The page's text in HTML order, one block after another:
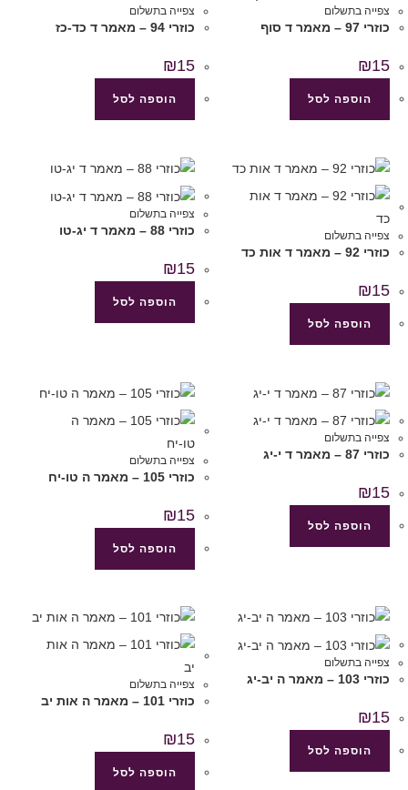
צפייה בתשלום
כוזרי 97 – מאמר ד סוף
₪15
הוספה לסל
צפייה בתשלום
כוזרי 94 – מאמר ד כד-כז
₪15
הוספה לסל
צפייה בתשלום
כוזרי 92 – מאמר ד אות כד
₪15
הוספה לסל
צפייה בתשלום
כוזרי 88 – מאמר ד יג-טו
₪15
הוספה לסל
צפייה בתשלום
כוזרי 87 – מאמר ד י-יג
₪15
הוספה לסל
צפייה בתשלום
כוזרי 105 – מאמר ה טו-יח
₪15
הוספה לסל
צפייה בתשלום
כוזרי 103 – מאמר ה יב-יג
₪15
הוספה לסל
צפייה בתשלום
כוזרי 101 – מאמר ה אות יב
₪15
הוספה לסל